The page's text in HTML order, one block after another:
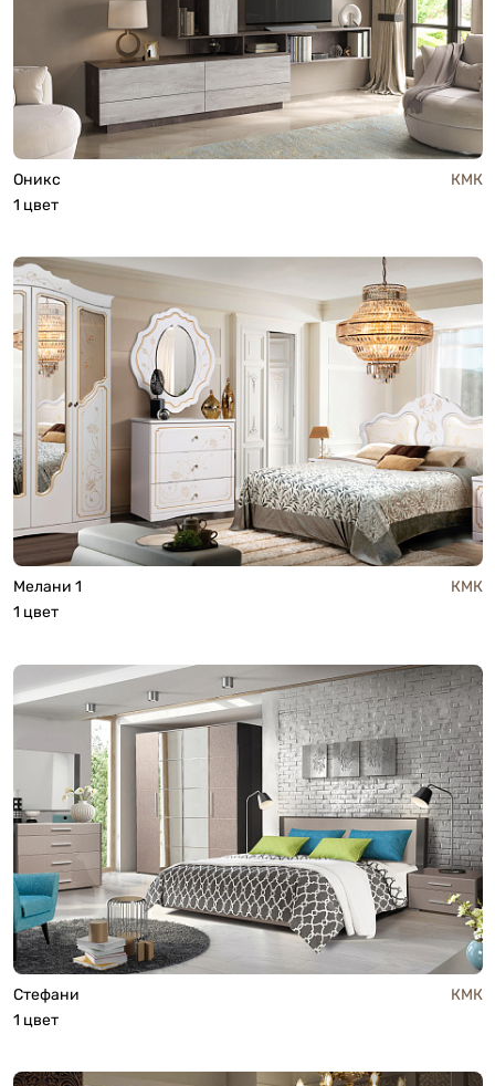
Оникс
КМК
1 цвет
Мелани 1
КМК
1 цвет
Стефани
КМК
1 цвет